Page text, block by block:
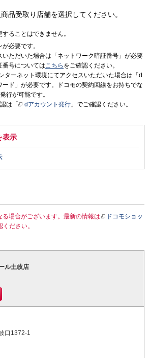
品受取り店舗を選択してください。
ることはできません。
必要です。
いただいた場合は「ネットワーク暗証番号」が必要
番号についてはこちら をご確認ください。
ターネット環境にてアクセスいただいた場合は「d
ード」が必要です。ドコモの契約回線をお持ちでな
行が可能です。
は「
dアカウント発行 」でご確認ください。
表示
場合がございます。最新の情報は
ドコモショッ
ださい。
ル土岐店
口1372-1